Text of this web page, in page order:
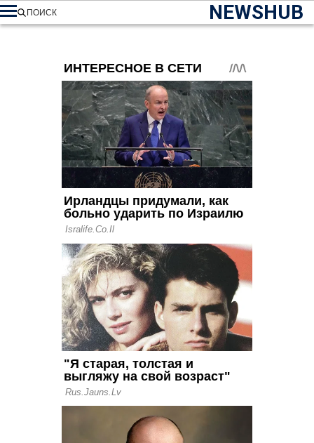
NEWSHUB
ПОИСК